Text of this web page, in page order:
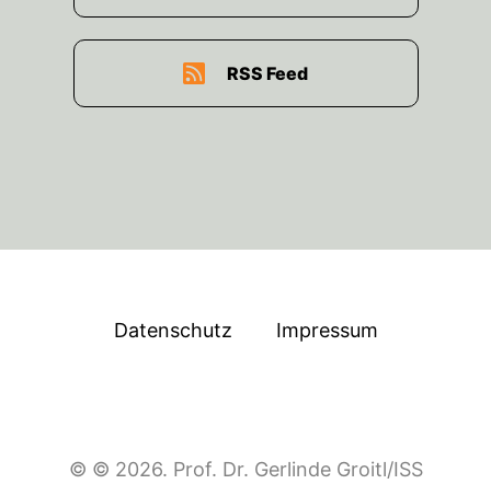
RSS Feed
Datenschutz Impressum
© © 2026. Prof. Dr. Gerlinde Groitl/ISS